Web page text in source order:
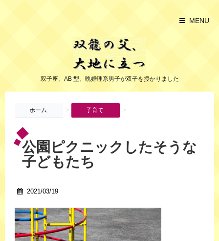
MENU
双子座、AB 型、晩婚理系男子が双子を授かりました
ホーム > 子育て >
公園ピクニックしたそうな
子どもたち
2021/03/19